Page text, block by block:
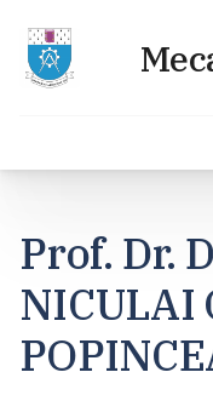
conținut
Prof. Dr.
NICULAI